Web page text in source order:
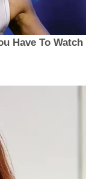
Have To Watch